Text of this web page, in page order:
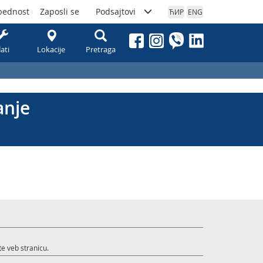
Lokacije Pretraga
Zaposli se Podsajtovi ЋИР ENG
veb stranicu.